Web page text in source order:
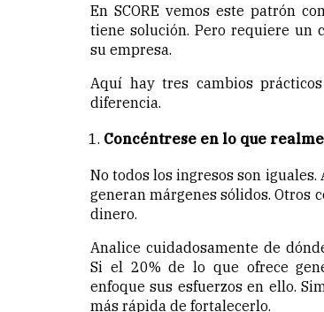
En SCORE vemos este patrón
tiene solución. Pero requiere un
su empresa.
Aquí hay tres cambios
diferencia.
Concéntrese en lo que
No todos los ingresos son
generan márgenes sólidos. Otros
dinero.
Analice cuidadosamente de
Si el 20% de lo que ofrece
enfoque sus esfuerzos en ello.
más rápida de fortalecerlo.